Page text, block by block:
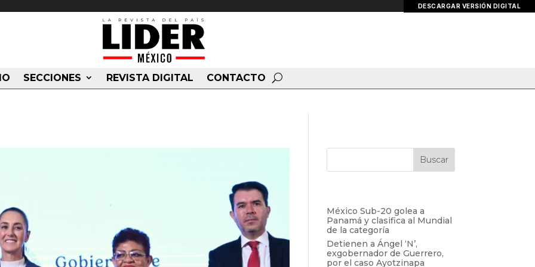
SECCIONES REVISTA DIGITAL CONTACTO
DESCARGAR VERSIÓN DIGITAL
México Sub-20 golea a
Panamá y clasifica al Mundial
de la categoría
Detienen a Ángel ‘N’,
exgobernador de Guerrero,
por el caso Ayotzinapa